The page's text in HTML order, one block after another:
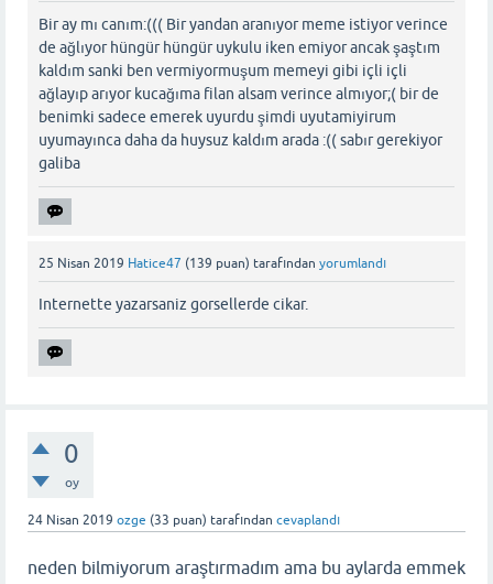
Bir ay mı canım:((( Bir yandan aranıyor meme istiyor verince
de ağlıyor hüngür hüngür uykulu iken emiyor ancak şaştım
kaldım sanki ben vermiyormuşum memeyi gibi içli içli
ağlayıp arıyor kucağıma filan alsam verince almıyor;( bir de
benimki sadece emerek uyurdu şimdi uyutamiyirum
uyumayınca daha da huysuz kaldım arada :(( sabır gerekiyor
galiba
25 Nisan 2019 Hatice47 (139 puan) tarafından yorumlandı
Internette yazarsaniz gorsellerde cikar.
0
oy
24 Nisan 2019 ozge (33 puan) tarafından cevaplandı
neden bilmiyorum araştırmadım ama bu aylarda emmek